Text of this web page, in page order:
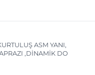
ASM YANI,
,DİNAMİK DO